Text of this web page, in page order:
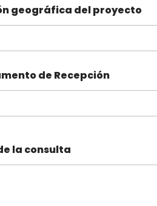
geográfica del proyecto
de Recepción
la consulta